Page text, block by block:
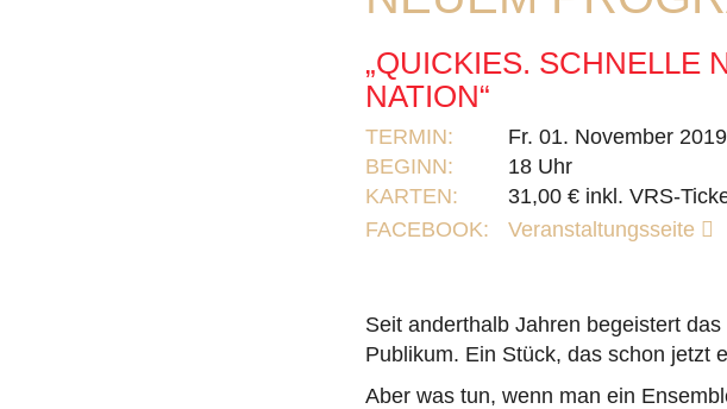
„QUICKIES. SCHNELLE
NATION“
TERMIN:
Fr. 01. November 2019
BEGINN:
18 Uhr
KARTEN:
31,00 € inkl. VRS-
FACEBOOK:
Veranstaltungsseite
Seit anderthalb Jahren begeistert
Publikum. Ein Stück, das schon jetzt
Aber was tun, wenn man ein